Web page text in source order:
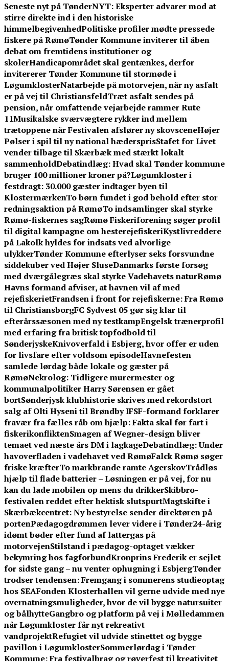
Seneste nyt på TønderNYT:Eksperter advarer mod at
stirre direkte ind i den historiske
himmelbegivenhedPolitiske profiler mødte pressede
fiskere på RømøTønder Kommune inviterer til åben
debat om fremtidens institutioner og
skolerHandicapområdet skal gentænkes, derfor
invitererer Tønder Kommune til stormøde i
LøgumklosterNatarbejde på motorvejen, når ny asfalt
er på vej til ChristiansfeldTræt asfalt sendes på
pension, når omfattende vejarbejde rammer Rute
11Musikalske sværvægtere rykker ind mellem
trætoppene når Festivalen afslører ny skovsceneHøjer
Pølser i spil til ny national hædersprisStafet for Livet
vender tilbage til Skærbæk med stærkt lokalt
sammenholdDebatindlæg: Hvad skal Tønder kommune
bruger 100 millioner kroner på?Løgumkloster i
festdragt: 30.000 gæster indtager byen til
KlostermærkenTo børn fundet i god behold efter stor
redningsaktion på RømøTo indsamlinger skal styrke
Rømø-fiskernes sagRømø Fiskeriforening søger profil
til digital kampagne om hesterejefiskeriKystlivreddere
på Lakolk hyldes for indsats ved alvorlige
ulykkerTønder Kommune efterlyser seks forsvundne
siddekuber ved Højer SluseDanmarks første forsøg
med dværgålegræs skal styrke Vadehavets naturRømø
Havns formand afviser, at havnen vil af med
rejefiskerietFrandsen i front for rejefiskerne: Fra Rømø
til ChristiansborgFC Sydvest 05 gør sig klar til
efterårssæsonen med ny testkampEngelsk trænerprofil
med erfaring fra britisk topfodbold til
SønderjyskeKnivoverfald i Esbjerg, hvor offer er uden
for livsfare efter voldsom episodeHavnefesten
samlede lørdag både lokale og gæster på
RømøNekrolog: Tidligere murermester og
kommunalpolitiker Harry Sørensen er gået
bortSønderjysk klubhistorie skrives med rekordstort
salg af Olti Hyseni til Brøndby IFSF-formand forklarer
fravær fra fælles råb om hjælp: Fakta skal før fart i
fiskerikonfliktenSmagen af Wegner-design bliver
temaet ved næste års DM i lagkageDebatindlæg: Under
havoverfladen i vadehavet ved RømøFalck Rømø søger
friske kræfterTo markbrande ramte AgerskovTrådløs
hjælp til flade batterier – Løsningen er på vej, for nu
kan du lade mobilen op mens du drikkerSkibbro-
festivalen reddet efter hektisk slutspurtMagtskifte i
Skærbækcentret: Ny bestyrelse sender direktøren på
portenPædagogdrømmen lever videre i Tønder24-årig
idømt bøder efter fund af lattergas på
motorvejenStilstand i pædagog-optaget vækker
bekymring hos fagforbundKronprins Frederik er sejlet
for sidste gang – nu venter ophugning i EsbjergTønder
trodser tendensen: Fremgang i sommerens studieoptag
hos SEAFonden Klosterhallen vil gerne udvide med nye
overnatningsmuligheder, hvor de vil bygge natursuiter
og bålhytteGangbro og platform på vej i Mølledammen
når Løgumkloster får nyt rekreativt
vandprojektRefugiet vil udvide stinettet og bygge
pavillon i LøgumklosterSommerlørdag i Tønder
Kommune: Fra festivalbrag og røverfest til kreativitet